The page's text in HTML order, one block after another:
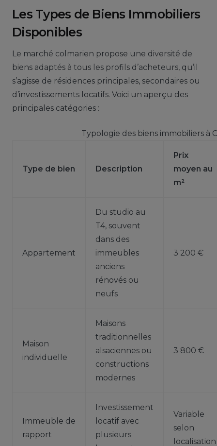
Les Types de Biens Immobiliers
Disponibles
Le marché colmarien propose une diversité de
biens adaptés à tous les profils d’acheteurs, qu’il
s’agisse de résidences principales, secondaires ou
d’investissements locatifs. Voici un aperçu des
principales catégories :
Typologie des biens immobiliers à
Type de bien Description
Prix
moyen au
m²
Appartement
Du studio au
T4, souvent
dans des
immeubles
anciens
rénovés ou
neufs
3 200 €
Maison
individuelle
Maisons
traditionnelles
alsaciennes ou
constructions
modernes
3 800 €
Immeuble de
rapport
Investissement
locatif avec
plusieurs
Variable
selon
localisation